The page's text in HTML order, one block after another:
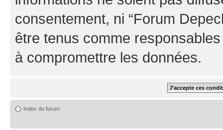
consentement, ni “Forum
être tenus comme
à compromettre les données.
Index du forum